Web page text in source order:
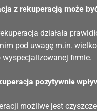
z rekuperacją może
działała
pod uwagę m.in.
wyspecjalizowanej firmie.
pozytywnie
możliwe jest